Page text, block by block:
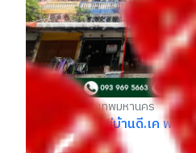
บางบอน กรุงเทพมหานคร
หอพัก 3 คูหา หมู่บ้านดี.เค พร
เช่า